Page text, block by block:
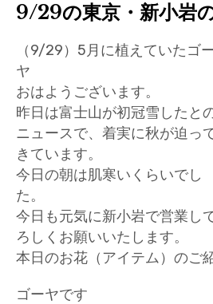
9/29の東京・新小岩
（9/29）5月に植えていたゴ
ヤ
おはようございます。
昨日は富士山が初冠雪したと
ニュースで、着実に秋が迫っ
きています。
今日の朝は肌寒いくらいでし
た。
今日も元気に新小岩で営業し
ろしくお願いいたします。
本日のお花（アイテム）のご
ゴーヤです